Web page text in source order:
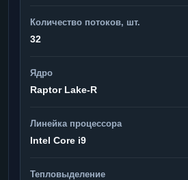
Количество потоков, шт.
32
Ядро
Raptor Lake-R
Линейка процессора
Intel Core i9
Тепловыделение